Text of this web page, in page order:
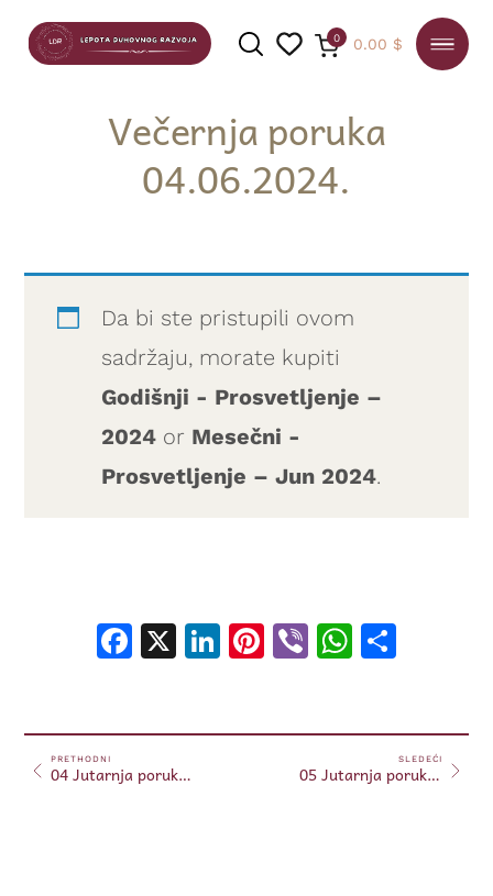
PRETRAGA
0 0.00 $
Večernja poruka
04.06.2024.
Da bi ste pristupili ovom
sadržaju, morate kupiti
Godišnji - Prosvetljenje –
2024 or Mesečni -
Prosvetljenje – Jun 2024.
Facebook
X LinkedIn
Pinterest
Viber
PRETHODNI
04 Jutarnja poruka 04.06.2024. (Free)
SLEDEĆI
05 Jutarnja poruka 05.06.2024. (Free)